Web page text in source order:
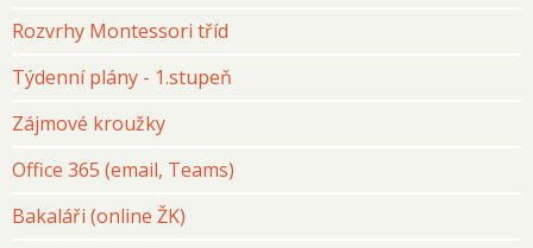
Rozvrhy Montessori tříd
Týdenní plány - 1.stupeň
Zájmové kroužky
Office 365 (email, Teams)
Bakaláři (online ŽK)